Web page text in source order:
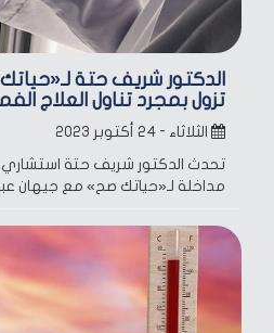
الدكتور شريف حتة لـ«حياتك
تزول بمجرد تناول العلاج
الثلاثاء - ٢٤ أكتوبر ٢٠٢٣
تحدث الدكتور شريف حتة
مداخلة لـ«حياتك صح» مع جيهان